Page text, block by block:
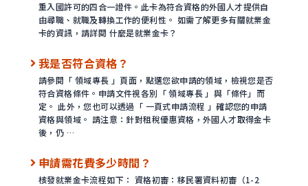
重入國許可的四合一證件。此卡為符合資格的外國人才提供自
由尋職、就職及轉換工作的便利性。 如需了解更多有關就業金
卡的資訊，請詳閱 什麼是就業金卡？
我是否符合資格？
請參閱「 領域專長 」頁面，點選您欲申請的領域，檢視您是否
符合資格條件。申請文件視各別「 領域專長 」與「條件」而
定。 此外，您也可以透過「 一頁式申請流程 」確認您的申請
資格與領域。 請注意：針對租稅優惠資格，外國人才取得金卡
後，仍 …
申請需花費多少時間？
核發就業金卡流程如下： 資格初審：移民署資料初審（1-2